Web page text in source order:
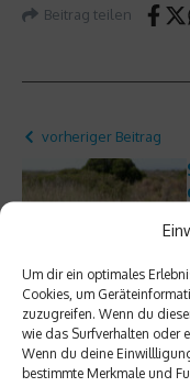
Um dir ein optimales
Cookies, um
zuzugreifen. Wenn du
wie das Surfverhalten oder
Wenn du deine
bestimmte Merkmale und
Beitrag teilen
vorheriger Beitrag